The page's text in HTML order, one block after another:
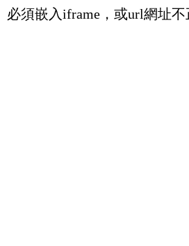
必須嵌入iframe，或url網址不